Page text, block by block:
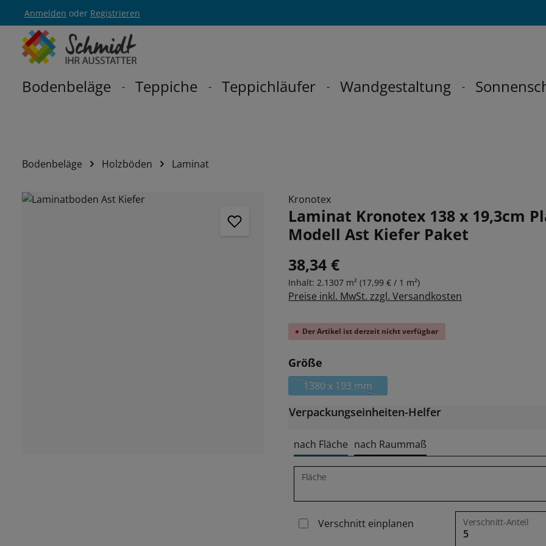
Hauptnavigation springen
Anmelden oder Registrieren
Bodenbeläge Teppiche Teppichläufer Wandgestaltung
Bodenbeläge Holzböden Laminat
Bildergalerie überspringen Kronotex
Laminat Kronotex 138 x 19,3cm
Modell Ast Kiefer Paket
38,34 €
Inhalt:2.1307 m²(17,99 € / 1 m²)
Preise inkl. MwSt. zzgl. Versandkosten
Der Artikel ist derzeit nicht verfügbar
Größe
1380 x 193 mm(Diese Option ist zurzeit nicht verfügbar.)
Verpackungseinheiten-Helfer
nach Fläche nach Raummaß
Fläche
Verschnitt einplanen Verschnitt-Anteil